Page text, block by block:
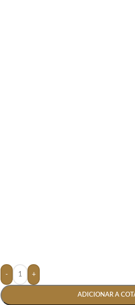
- +
ADICIONAR A